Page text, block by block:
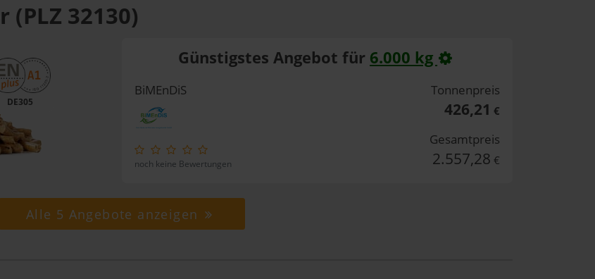
(PLZ 32130)
DE305
Günstigstes Angebot für 6.000 kg
BiMEnDiS
noch keine Bewertungen
Tonnenpreis
426,21 €
Gesamtpreis
2.557,28 €
Alle 5 Angebote anzeigen